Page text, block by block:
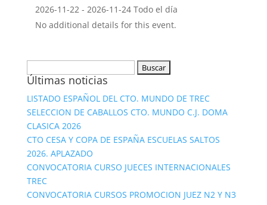
2026-11-22 - 2026-11-24 Todo el día
No additional details for this event.
Últimas noticias
LISTADO ESPAÑOL DEL CTO. MUNDO DE TREC
SELECCION DE CABALLOS CTO. MUNDO C.J. DOMA
CLASICA 2026
CTO CESA Y COPA DE ESPAÑA ESCUELAS SALTOS
2026. APLAZADO
CONVOCATORIA CURSO JUECES INTERNACIONALES
TREC
CONVOCATORIA CURSOS PROMOCION JUEZ N2 Y N3